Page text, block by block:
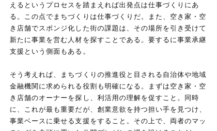
えるというプロセスを踏まえれば出発点は仕事づくりにあ
る。この点でまちづくりは仕事づくりだ。また、空き家・空
き店舗でスポンジ化した街の課題は、その場所を引き受けて
新たに事業を営む人材を探すことである。要するに事業承継
支援という側面もある。
そう考えれば、まちづくりの推進役と目される自治体や地域
金融機関に求められる役割も明確になる。まずは空き家・空
き店舗のオーナーを探し、利活用の理解を促すこと。同時
に、これが最も重要だが、創業意欲を持つ担い手を見つけ、
事業ベースに乗せる支援をすること。その上で、両者のマッ